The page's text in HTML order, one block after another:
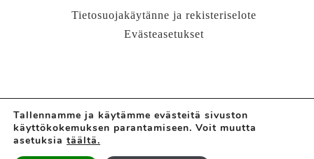
Tietosuojakäytänne ja rekisteriselote
Evästeasetukset
© LÄHIÖMUTSI | HANNE VALTARI
Tallennamme ja käytämme evästeitä sivuston
käyttökokemuksen parantamiseen. Voit muutta
asetuksia täältä.